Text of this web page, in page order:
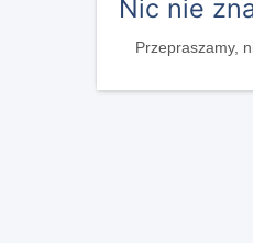
Nic nie
Przepraszamy,